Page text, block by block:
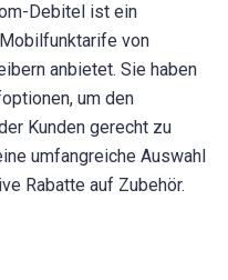
Debitel ist ein
von
anbietet. Sie haben
um den
Kunden gerecht zu
umfangreiche Auswahl
Rabatte auf Zubehör.